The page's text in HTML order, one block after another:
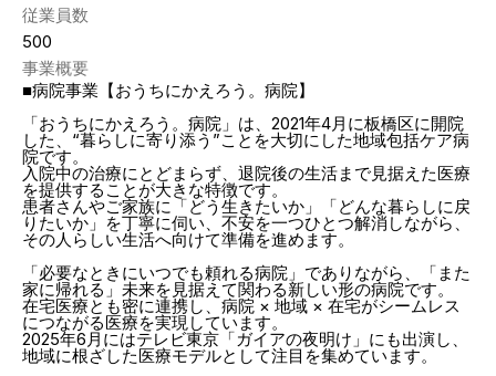
従業員数
500
事業概要
■病院事業【おうちにかえろう。病院】
「おうちにかえろう。病院」は、2021年4月に板橋区に開院
した、“暮らしに寄り添う”ことを大切にした地域包括ケア病
院です。
入院中の治療にとどまらず、退院後の生活まで見据えた医療
を提供することが大きな特徴です。
患者さんやご家族に「どう生きたいか」「どんな暮らしに戻
りたいか」を丁寧に伺い、不安を一つひとつ解消しながら、
その人らしい生活へ向けて準備を進めます。
「必要なときにいつでも頼れる病院」でありながら、「また
家に帰れる」未来を見据えて関わる新しい形の病院です。
在宅医療とも密に連携し、病院 × 地域 × 在宅がシームレス
につながる医療を実現しています。
2025年6月にはテレビ東京「ガイアの夜明け」にも出演し、
地域に根ざした医療モデルとして注目を集めています。